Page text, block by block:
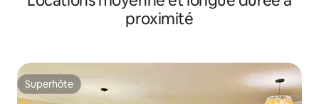
proximité
Superhôte
Superhôte